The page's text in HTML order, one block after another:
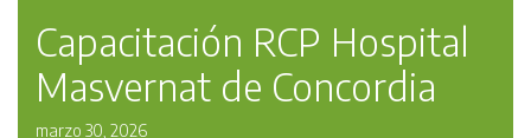
Capacitación RCP Hospital
Masvernat de Concordia
marzo 30, 2026